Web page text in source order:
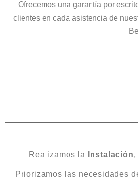
Ofrecemos una garantía por
clientes en cada asistencia de
Realizamos la Instalación,
Priorizamos las necesidades